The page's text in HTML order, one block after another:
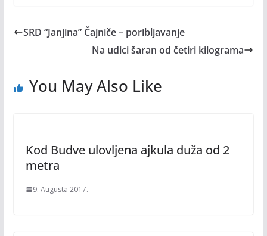
SRD “Janjina” Čajniče – poribljavanje
Na udici šaran od četiri kilograma
You May Also Like
Kod Budve ulovljena ajkula duža od 2
metra
9. Augusta 2017.